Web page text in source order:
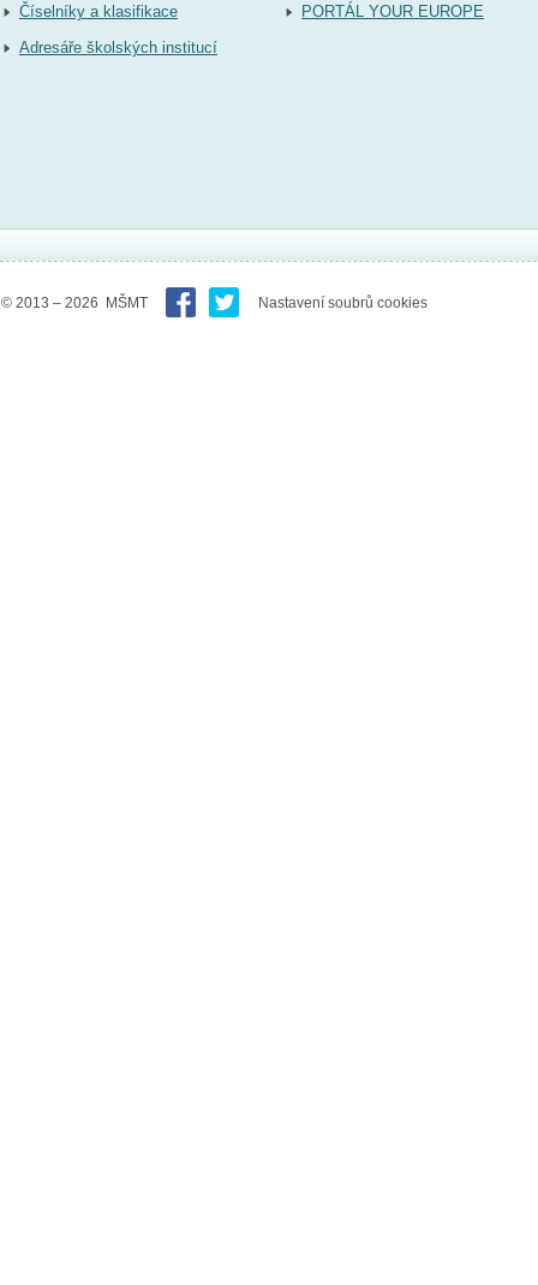
Číselníky a klasifikace
Adresáře školských institucí
PORTÁL YOUR EUROPE
© 2013 – 2026 MŠMT Nastavení soubrů cookies